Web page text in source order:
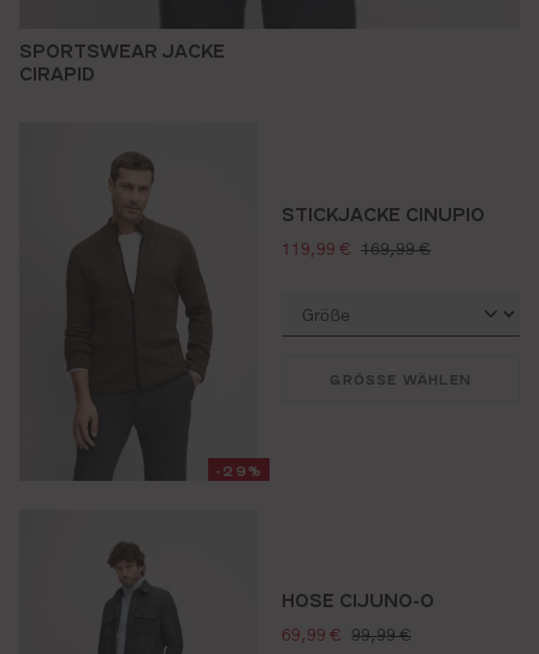
SPORTSWEAR JACKE
CIRAPID
-29%
STICKJACKE CINUPIO
verkaufspreis:
119,99 € regulärer preis:
169,99 €
GRÖSSE WÄHLEN
HOSE CIJUNO-O
verkaufspreis:
69,99 € regulärer preis:
99,99 €